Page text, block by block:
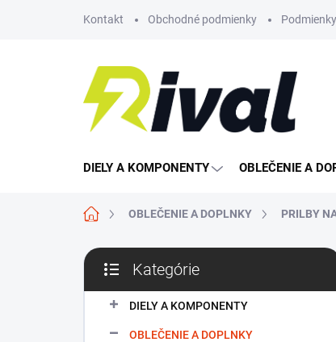
Kontakt Obchodné podmienky
DIELY A KOMPONENTY OBLEČENIE A
DomovOBLEČENIE A DOPLNKY PRILBY
B
č
kategórie
Kategórie
DIELY A KOMPONENTY
OBLEČENIE A DOPLNKY